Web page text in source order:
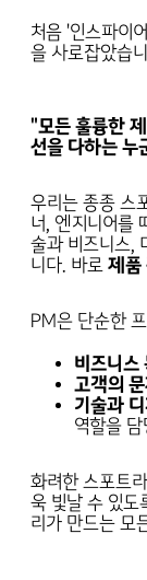
처음 '인스파이
을 사로잡았습
"모든 훌륭한
선을 다하는 누
우리는 종종 스
너, 엔지니어를
술과 비즈니스,
니다. 바로 제
PM은 단순한
비즈니스
고객의 문
기술과
역할을
화려한 스포트
욱 빛날 수 있도
리가 만드는 모